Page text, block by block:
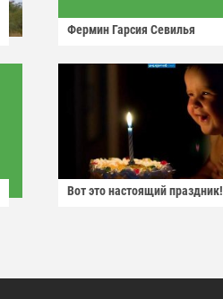
Фермин Гарсия Севилья
Вот это настоящий праздник!